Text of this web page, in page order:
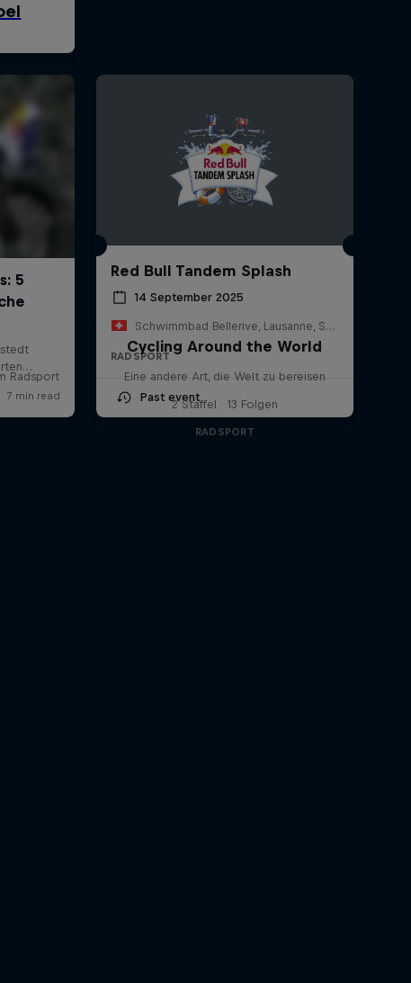
Red Bull Tandem Splash
14 September 2025
Schwimmbad Bellerive, Lausanne, Schweiz
RADSPORT
Past event
Radsport
Cycling Around the World
Eine andere Art, die Welt zu bereisen
2 Staffel · 13 Folgen
RADSPORT